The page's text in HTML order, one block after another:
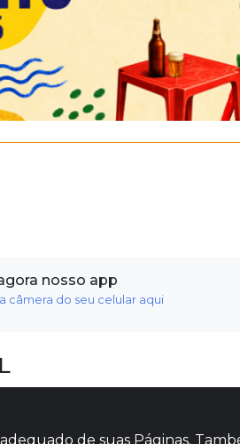
nosso app
câmera do seu celular aqui
de suas Páginas.